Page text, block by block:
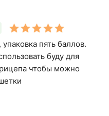
пять баллов.
буду для
чтобы можно